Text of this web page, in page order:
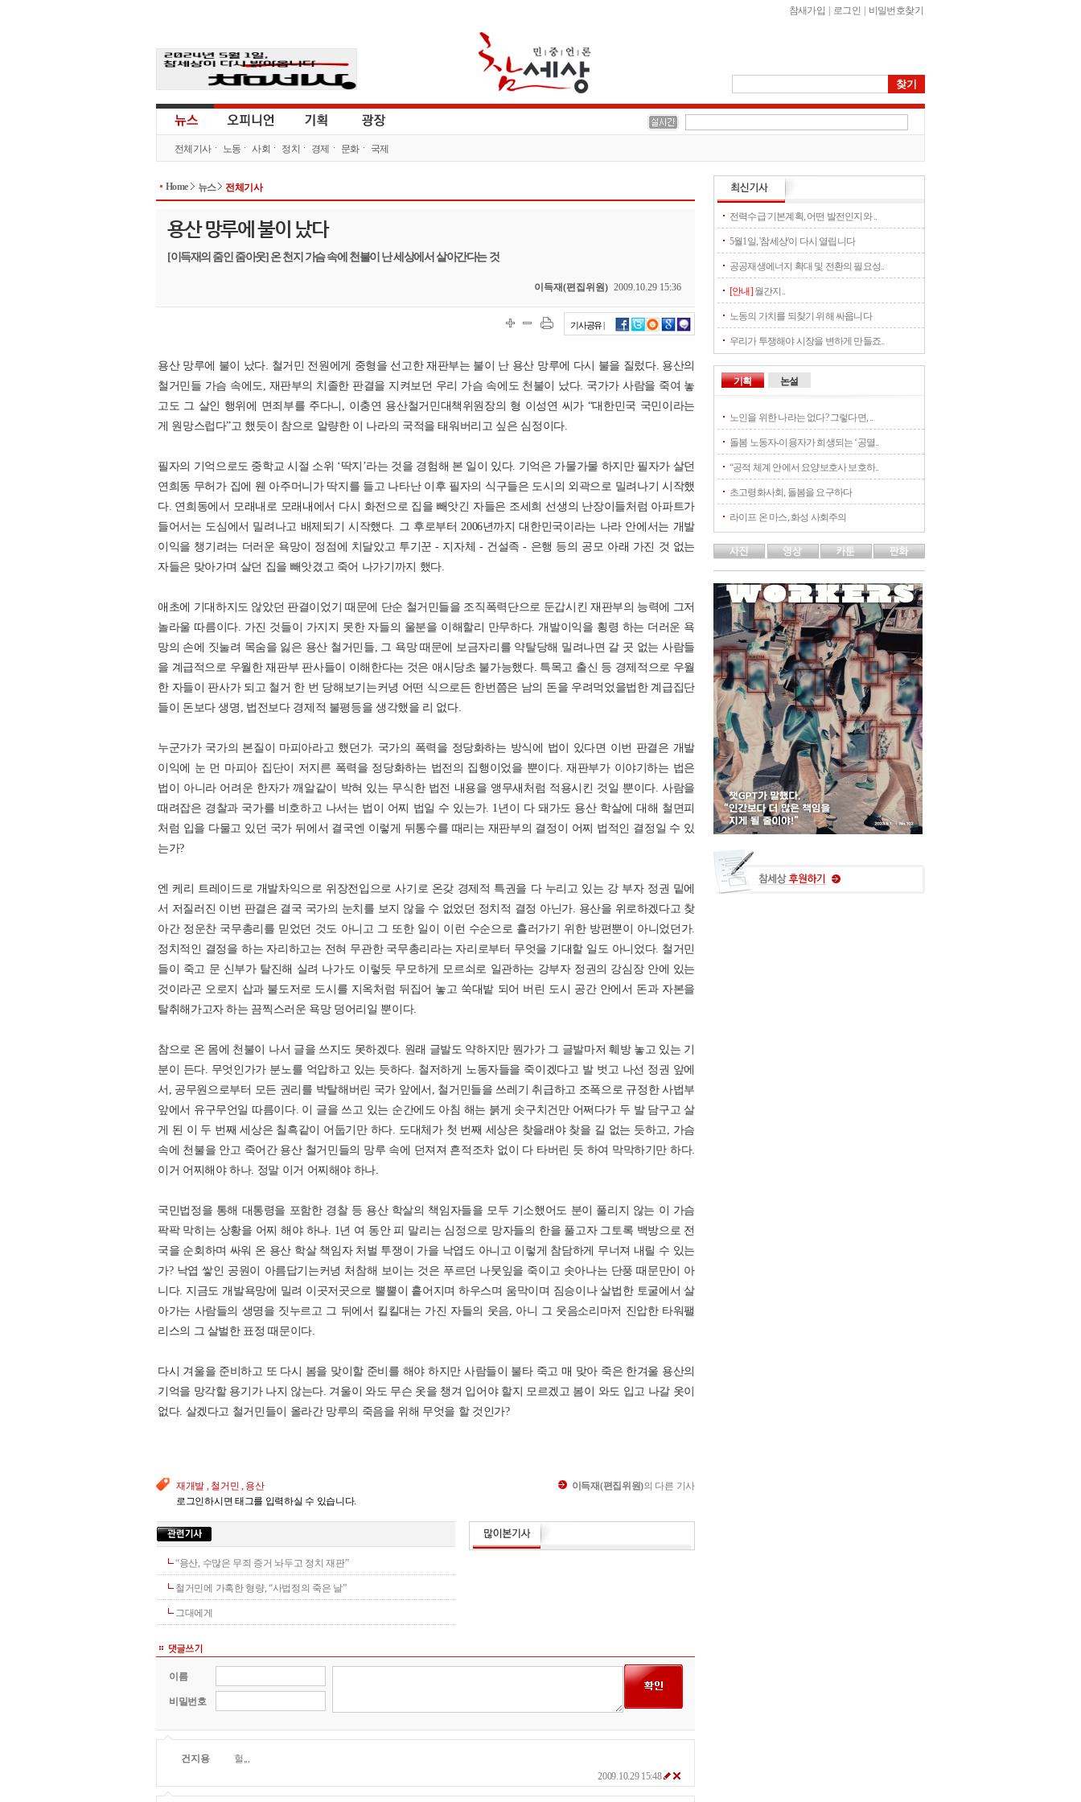
참새가입 로그인 비밀번호찾기
전체기사 노동 사회 정치 경제 문화 국제
Home 뉴스 전체기사
용산 망루에 불이 났다
[이득재의 줌인 줌아웃] 온 천지 가슴 속에 천불이 난 세상에서 살아간다는 것
이득재(편집위원) 2009.10.29 15:36
기사공유 |
용산 망루에 불이 났다. 철거민 전원에게 중형을 선고한 재판부는 불이 난 용산 망루에 다시 불을 질렀다. 용산의
철거민들 가슴 속에도, 재판부의 치졸한 판결을 지켜보던 우리 가슴 속에도 천불이 났다. 국가가 사람을 죽여 놓
고도 그 살인 행위에 면죄부를 주다니, 이충연 용산철거민대책위원장의 형 이성연 씨가 “대한민국 국민이라는
게 원망스럽다”고 했듯이 참으로 알량한 이 나라의 국적을 태워버리고 싶은 심정이다.
필자의 기억으로도 중학교 시절 소위 ‘딱지’라는 것을 경험해 본 일이 있다. 기억은 가물가물 하지만 필자가 살던
연희동 무허가 집에 웬 아주머니가 딱지를 들고 나타난 이후 필자의 식구들은 도시의 외곽으로 밀려나기 시작했
다. 연희동에서 모래내로 모래내에서 다시 화전으로 집을 빼앗긴 자들은 조세희 선생의 난장이들처럼 아파트가
들어서는 도심에서 밀려나고 배제되기 시작했다. 그 후로부터 2006년까지 대한민국이라는 나라 안에서는 개발
이익을 챙기려는 더러운 욕망이 정점에 치달았고 투기꾼 - 지자체 - 건설족 - 은행 등의 공모 아래 가진 것 없는
자들은 맞아가며 살던 집을 빼앗겼고 죽어 나가기까지 했다.
애초에 기대하지도 않았던 판결이었기 때문에 단순 철거민들을 조직폭력단으로 둔갑시킨 재판부의 능력에 그저
놀라울 따름이다. 가진 것들이 가지지 못한 자들의 울분을 이해할리 만무하다. 개발이익을 횡령 하는 더러운 욕
망의 손에 짓눌려 목숨을 잃은 용산 철거민들, 그 욕망 때문에 보금자리를 약탈당해 밀려나면 갈 곳 없는 사람들
을 계급적으로 우월한 재판부 판사들이 이해한다는 것은 애시당초 불가능했다. 특목고 출신 등 경제적으로 우월
한 자들이 판사가 되고 철거 한 번 당해보기는커녕 어떤 식으로든 한번쯤은 남의 돈을 우려먹었을법한 계급집단
들이 돈보다 생명, 법전보다 경제적 불평등을 생각했을 리 없다.
누군가가 국가의 본질이 마피아라고 했던가. 국가의 폭력을 정당화하는 방식에 법이 있다면 이번 판결은 개발
이익에 눈 먼 마피아 집단이 저지른 폭력을 정당화하는 법전의 집행이었을 뿐이다. 재판부가 이야기하는 법은
법이 아니라 어려운 한자가 깨알같이 박혀 있는 무식한 법전 내용을 앵무새처럼 적용시킨 것일 뿐이다. 사람을
때려잡은 경찰과 국가를 비호하고 나서는 법이 어찌 법일 수 있는가. 1년이 다 돼가도 용산 학살에 대해 철면피
처럼 입을 다물고 있던 국가 뒤에서 결국엔 이렇게 뒤통수를 때리는 재판부의 결정이 어찌 법적인 결정일 수 있
는가?
엔 케리 트레이드로 개발차익으로 위장전입으로 사기로 온갖 경제적 특권을 다 누리고 있는 강 부자 정권 밑에
서 저질러진 이번 판결은 결국 국가의 눈치를 보지 않을 수 없었던 정치적 결정 아닌가. 용산을 위로하겠다고 찾
아간 정운찬 국무총리를 믿었던 것도 아니고 그 또한 일이 이런 수순으로 흘러가기 위한 방편뿐이 아니었던가.
정치적인 결정을 하는 자리하고는 전혀 무관한 국무총리라는 자리로부터 무엇을 기대할 일도 아니었다. 철거민
들이 죽고 문 신부가 탈진해 실려 나가도 이렇듯 무모하게 모르쇠로 일관하는 강부자 정권의 강심장 안에 있는
것이라곤 오로지 삽과 불도저로 도시를 지옥처럼 뒤집어 놓고 쑥대밭 되어 버린 도시 공간 안에서 돈과 자본을
탈취해가고자 하는 끔찍스러운 욕망 덩어리일 뿐이다.
참으로 온 몸에 천불이 나서 글을 쓰지도 못하겠다. 원래 글발도 약하지만 뭔가가 그 글발마저 훼방 놓고 있는 기
분이 든다. 무엇인가가 분노를 억압하고 있는 듯하다. 철저하게 노동자들을 죽이겠다고 발 벗고 나선 정권 앞에
서, 공무원으로부터 모든 권리를 박탈해버린 국가 앞에서, 철거민들을 쓰레기 취급하고 조폭으로 규정한 사법부
앞에서 유구무언일 따름이다. 이 글을 쓰고 있는 순간에도 아침 해는 붉게 솟구치건만 어쩌다가 두 발 담구고 살
게 된 이 두 번째 세상은 칠흑같이 어둡기만 하다. 도대체가 첫 번째 세상은 찾을래야 찾을 길 없는 듯하고, 가슴
속에 천불을 안고 죽어간 용산 철거민들의 망루 속에 던져져 흔적조차 없이 다 타버린 듯 하여 막막하기만 하다.
이거 어찌해야 하나. 정말 이거 어찌해야 하나.
국민법정을 통해 대통령을 포함한 경찰 등 용산 학살의 책임자들을 모두 기소했어도 분이 풀리지 않는 이 가슴
팍팍 막히는 상황을 어찌 해야 하나. 1년 여 동안 피 말리는 심정으로 망자들의 한을 풀고자 그토록 백방으로 전
국을 순회하며 싸워 온 용산 학살 책임자 처벌 투쟁이 가을 낙엽도 아니고 이렇게 참담하게 무너져 내릴 수 있는
가? 낙엽 쌓인 공원이 아름답기는커녕 처참해 보이는 것은 푸르던 나뭇잎을 죽이고 솟아나는 단풍 때문만이 아
니다. 지금도 개발욕망에 밀려 이곳저곳으로 뿔뿔이 흩어지며 하우스며 움막이며 짐승이나 살법한 토굴에서 살
아가는 사람들의 생명을 짓누르고 그 뒤에서 킬킬대는 가진 자들의 웃음, 아니 그 웃음소리마저 진압한 타워팰
리스의 그 살벌한 표정 때문이다.
다시 겨울을 준비하고 또 다시 봄을 맞이할 준비를 해야 하지만 사람들이 불타 죽고 매 맞아 죽은 한겨울 용산의
기억을 망각할 용기가 나지 않는다. 겨울이 와도 무슨 옷을 챙겨 입어야 할지 모르겠고 봄이 와도 입고 나갈 옷이
없다. 살겠다고 철거민들이 올라간 망루의 죽음을 위해 무엇을 할 것인가?
재개발 , 철거민 , 용산
로그인하시면 태그를 입력하실 수 있습니다.
이득재(편집위원)의 다른 기사
“용산, 수많은 무죄 증거 놔두고 정치 재판”
철거민에 가혹한 형량, “사법정의 죽은 날”
그대에게
이름
비밀번호
건지용
헐,,,
2009.10.29 15:48
전력수급 기본계획, 어떤 발전인지와 ..
5월1일, '참세상'이 다시 열립니다
공공재생에너지 확대 및 전환의 필요성..
[안내]월간지..
노동의 가치를 되찾기 위해 싸웁니다
우리가 투쟁해야 시장을 변하게 만들죠..
기획
노인을 위한 나라는 없다? 그렇다면, ..
돌봄 노동자-이용자가 희생되는 ‘공멸..
“공적 체계 안에서 요양보호사 보호하..
초고령화사회, 돌봄을 요구하다
라이프 온 마스, 화성 사회주의
논설